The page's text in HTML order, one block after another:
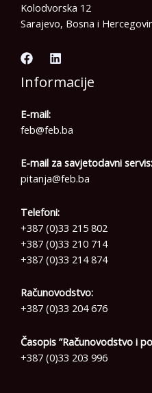
Kolodvorska 12
Sarajevo, Bosna i
Informacije
E-mail:
feb@feb.ba
E-mail za savjetodavni servis:
pitanja@feb.ba
Telefoni:
+387 (0)33 215 802
+387 (0)33 210 714
+387 (0)33 214 874
Računovodstvo:
+387 (0)33 204 676
Časopis ”Računovodstvo i
+387 (0)33 203 996